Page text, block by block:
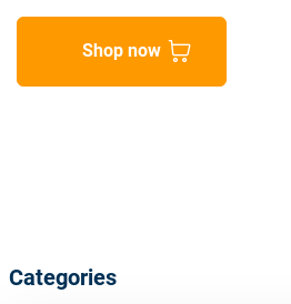
Shop now
Categories